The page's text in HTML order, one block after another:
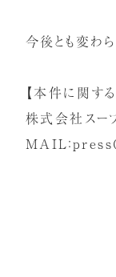
今後とも変わ
【本件に関す
株式会社スー
MAIL：